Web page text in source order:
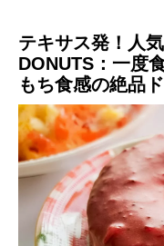
テキサス発！ 人
DONUTS：一度
もち食感の絶品